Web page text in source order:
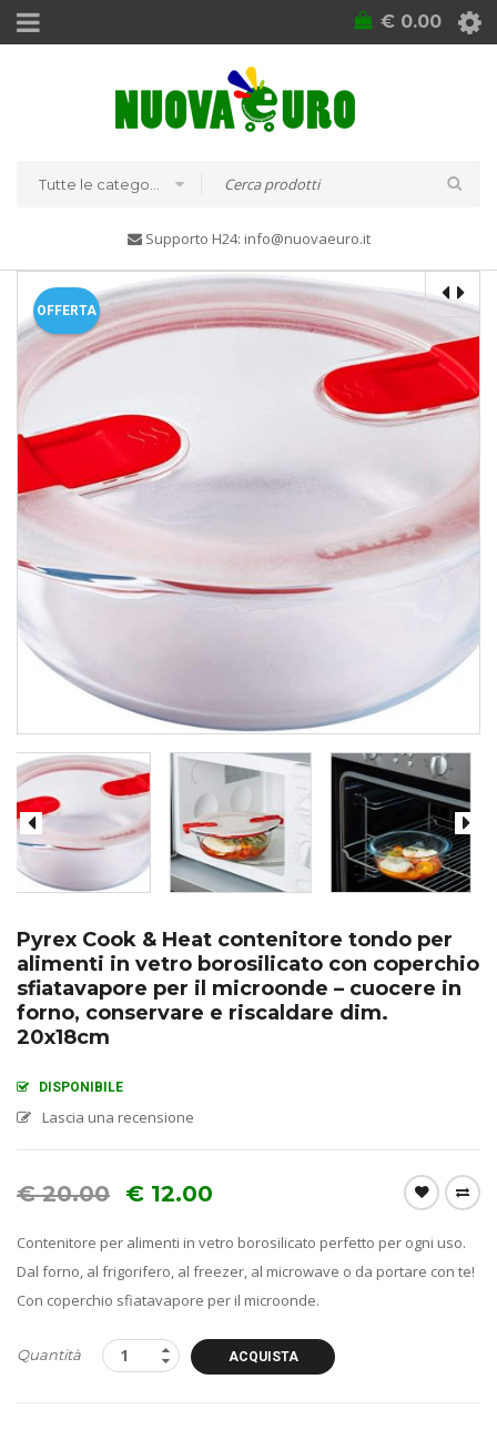
€ 0.00
Supporto H24: info@nuovaeuro.it
OFFERTA
Pyrex Cook & Heat contenitore tondo per
alimenti in vetro borosilicato con coperchio
sfiatavapore per il microonde – cuocere in
forno, conservare e riscaldare dim.
20x18cm
DISPONIBILE
Lascia una recensione
€20.00 € 12.00
Contenitore per alimenti in vetro borosilicato perfetto per ogni uso.
Dal forno, al frigorifero, al freezer, al microwave o da portare con te!
Con coperchio sfiatavapore per il microonde.
Quantità ACQUISTA